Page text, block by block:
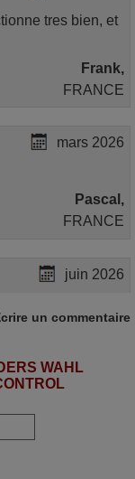
tres bien, et
Frank,
FRANCE
mars 2026
Pascal,
FRANCE
juin 2026
achat. Cette
un commentaire
WAHL